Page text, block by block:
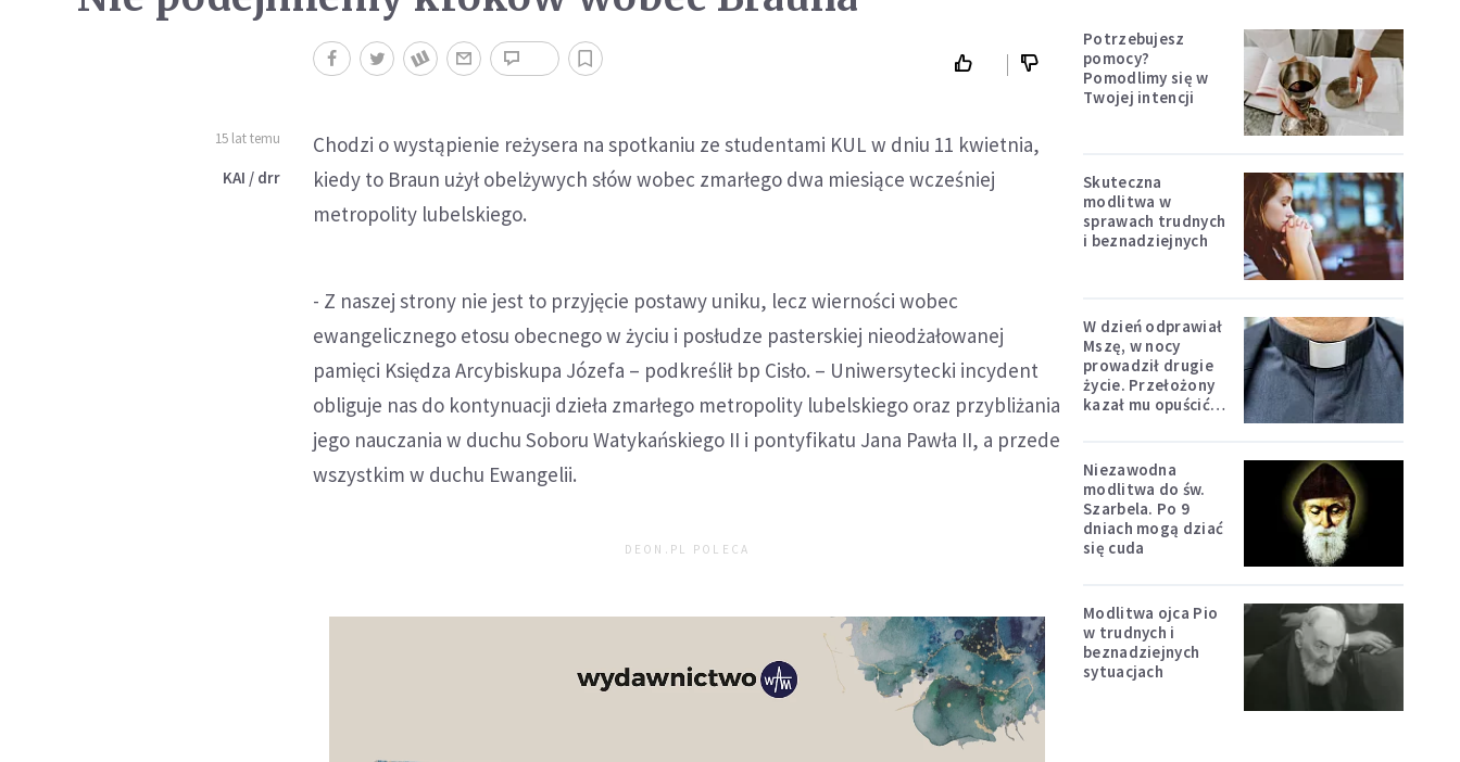
15 lat temu
KAI / drr
Chodzi o wystąpienie reżysera na spotkaniu ze studentami KUL w dniu 11 kwietnia,
kiedy to Braun użył obelżywych słów wobec zmarłego dwa miesiące wcześniej
metropolity lubelskiego.
- Z naszej strony nie jest to przyjęcie postawy uniku, lecz wierności wobec
ewangelicznego etosu obecnego w życiu i posłudze pasterskiej nieodżałowanej
pamięci Księdza Arcybiskupa Józefa – podkreślił bp Cisło. – Uniwersytecki incydent
obliguje nas do kontynuacji dzieła zmarłego metropolity lubelskiego oraz przybliżania
jego nauczania w duchu Soboru Watykańskiego II i pontyfikatu Jana Pawła II, a przede
wszystkim w duchu Ewangelii.
DEON.PL POLECA
Potrzebujesz
pomocy?
Pomodlimy się w
Twojej intencji
Skuteczna
modlitwa w
sprawach trudnych
i beznadziejnych
W dzień odprawiał
Mszę, w nocy
prowadził drugie
życie. Przełożony
kazał mu opuścić
Niezawodna
modlitwa do św.
Szarbela. Po 9
dniach mogą dziać
się cuda
Modlitwa ojca Pio
w trudnych i
beznadziejnych
sytuacjach